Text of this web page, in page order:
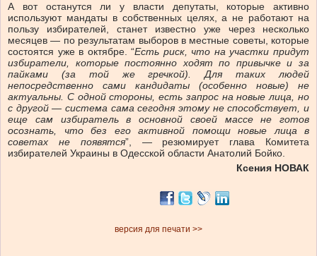
А вот останутся ли у власти депутаты, которые активно
используют мандаты в собственных целях, а не работают на
пользу избирателей, станет известно уже через несколько
месяцев — по результатам выборов в местные советы, которые
состоятся уже в октябре. “Есть риск, что на участки придут
избиратели, которые постоянно ходят по привычке и за
пайками (за той же гречкой). Для таких людей
непосредственно сами кандидаты (особенно новые) не
актуальны. С одной стороны, есть запрос на новые лица, но
с другой — система сама сегодня этому не способствует, и
еще сам избиратель в основной своей массе не готов
осознать, что без его активной помощи новые лица в
советах не появятся”, — резюмирует глава Комитета
избирателей Украины в Одесской области Анатолий Бойко.
Ксения НОВАК
версия для печати >>